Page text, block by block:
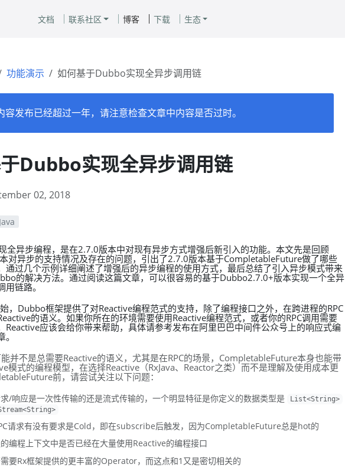
文档 联系社区 博客 下载 生态
功能演示 如何基于Dubbo实现全异步调用链
容发布已经超过一年，请注意检查文章中内容是否过时。
Dubbo实现全异步调用链
02, 2018
Java
全异步编程，是在2.7.0版本中对现有异步方式增强后新引入的功能。本文先是回顾
对异步的支持情况及存在的问题，引出了2.7.0版本基于CompletableFuture做了哪些
通过几个示例详细阐述了增强后的异步编程的使用方式，最后总结了引入异步模式带来
的解决方法。通过阅读这篇文章，可以很容易的基于Dubbo2.7.0+版本实现一个全异
链路。
，Dubbo框架提供了对Reactive编程范式的支持，除了编程接口之外，在跨进程的RPC
的语义。如果你所在的环境需要使用Reactive编程范式，或者你的RPC调用需要
Reactive应该会给你带来帮助，具体请参考发布在阿里巴巴中间件公众号上的响应式编
并不是总需要Reactive的语义，尤其是在RPC的场景，CompletableFuture本身也能带
模式的编程模型，在选择Reactive（RxJava、Reactor之类）而不是理解及使用成本更
前，请尝试关注以下问题：
/响应是一次性传输的还是流式传输的，一个明显特征是你定义的数据类型是 List<String>
请求有没有要求是Cold，即在subscribe后触发，因为CompletableFuture总是hot的
编程上下文中是否已经在大量使用Reactive的编程接口
要Rx框架提供的更丰富的Operator，而这点和1又是密切相关的